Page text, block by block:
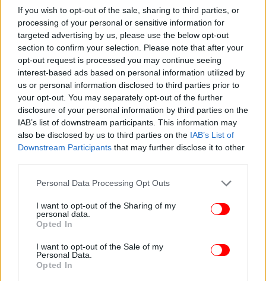
If you wish to opt-out of the sale, sharing to third parties, or
processing of your personal or sensitive information for
targeted advertising by us, please use the below opt-out
section to confirm your selection. Please note that after your
opt-out request is processed you may continue seeing
interest-based ads based on personal information utilized by
us or personal information disclosed to third parties prior to
your opt-out. You may separately opt-out of the further
disclosure of your personal information by third parties on the
IAB’s list of downstream participants. This information may
also be disclosed by us to third parties on the IAB’s List of
Downstream Participants that may further disclose it to other
Please note that this website/app uses one or more Google
not limited to your visit or usage behaviour. You may click to
grant or deny consent to Google and its third-party tags to
use your data for below specified purposes in below Google
consent section.
Personal Data Processing Opt Outs
I want to opt-out of the Sharing of my
personal data.
Opted In
I want to opt-out of the Sale of my
Personal Data.
Opted In